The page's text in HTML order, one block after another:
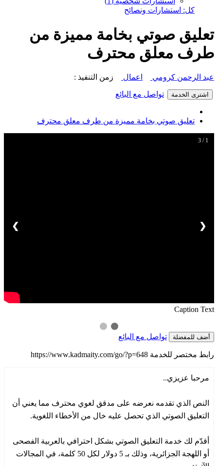
كل: استشارات ونصائح
تعليق صوتي بخامة مميزة من
طرف معلق محترف
عبد الرحمن كرومي اعمال زمن التنفيذ :
اشترى الخدمة تواصل مع البائع
تعليق صوتي بخامة مميزة من طرف معلق محترف
1 / 3
Caption Text
❮
❯
أضف للمفضلة تواصل مع البائع
رابط مختصر للخدمة https://www.kadmaity.com/go/?p=648
مرحبا عزيزي..
النص الذي تقدمه نعرضه على مدقق لغوي محترف مما يعني أن
التعليق الصوتي الذي تحصل عليه خال من الأخطاء اللغوية.
أقدّم لك خدمة التعليق الصوتي بشكل احترافي بالعربية الفصحى
أو اللهجة الجزائرية، وذلك بـ 5 دولار لكل 50 كلمة، في المجالات